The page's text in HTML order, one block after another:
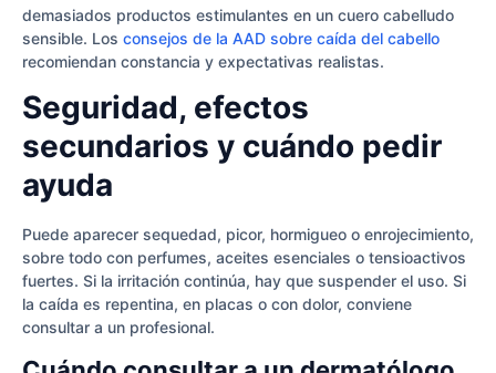
demasiados productos estimulantes en un cuero cabelludo
sensible. Los consejos de la AAD sobre caída del cabello
recomiendan constancia y expectativas realistas.
Seguridad, efectos
secundarios y cuándo pedir
ayuda
Puede aparecer sequedad, picor, hormigueo o enrojecimiento,
sobre todo con perfumes, aceites esenciales o tensioactivos
fuertes. Si la irritación continúa, hay que suspender el uso. Si
la caída es repentina, en placas o con dolor, conviene
consultar a un profesional.